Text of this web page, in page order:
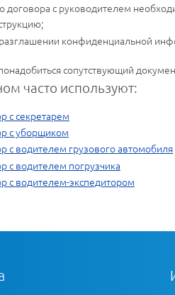
договора с руководителем
конфиденциальной
сопутствующий
часто используют:
с секретарем
с уборщиком
с водителем грузового автомобиля
с водителем погрузчика
с водителем-экспедитором